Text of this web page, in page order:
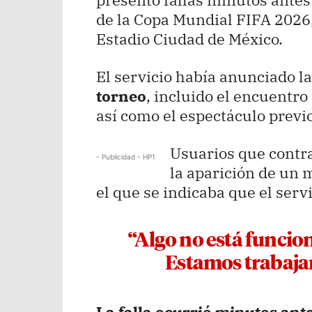
de la Copa Mundial FIFA
Estadio Ciudad de México.
El servicio había anunciado
torneo, incluido el
así como el espectáculo
- Publicidad - HP1
Usuarios que
la aparición de un
el que se indicaba que el
“Algo no está
Estamos